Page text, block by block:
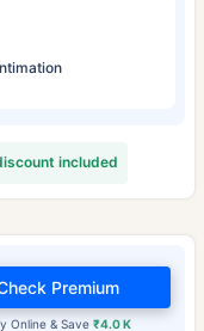
included
Online & Save₹4.0 K
Premium